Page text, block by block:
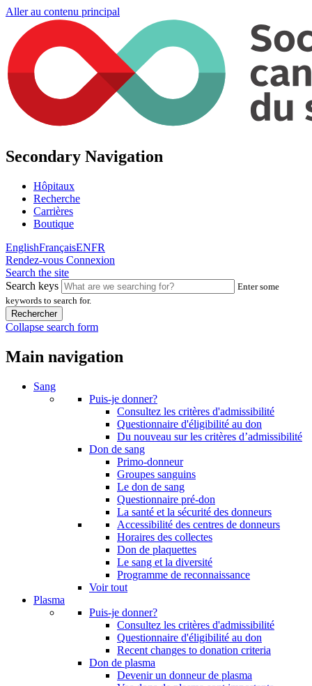
Aller au contenu principal
Secondary Navigation
Hôpitaux
Recherche
Carrières
Boutique
EnglishFrançaisENFR
Rendez-vous Connexion
Search the site
Search keys
Enter some
keywords to search for.
Collapse search form
Main navigation
Sang
Puis-je donner?
Consultez les critères d'admissibilité
Questionnaire d'éligibilité au don
Du nouveau sur les critères d’admissibilité
Don de sang
Primo-donneur
Groupes sanguins
Le don de sang
Questionnaire pré-don
La santé et la sécurité des donneurs
Accessibilité des centres de donneurs
Horaires des collectes
Don de plaquettes
Le sang et la diversité
Programme de reconnaissance
Voir tout
Plasma
Puis-je donner?
Consultez les critères d'admissibilité
Questionnaire d'éligibilité au don
Recent changes to donation criteria
Don de plasma
Devenir un donneur de plasma